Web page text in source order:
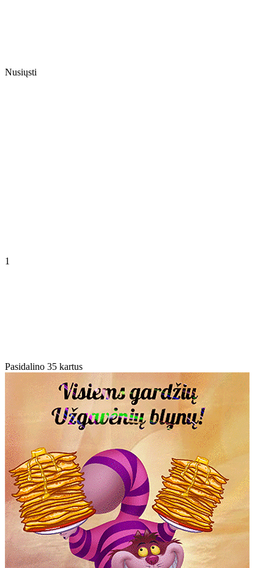
Nusiųsti
1
Pasidalino 35 kartus